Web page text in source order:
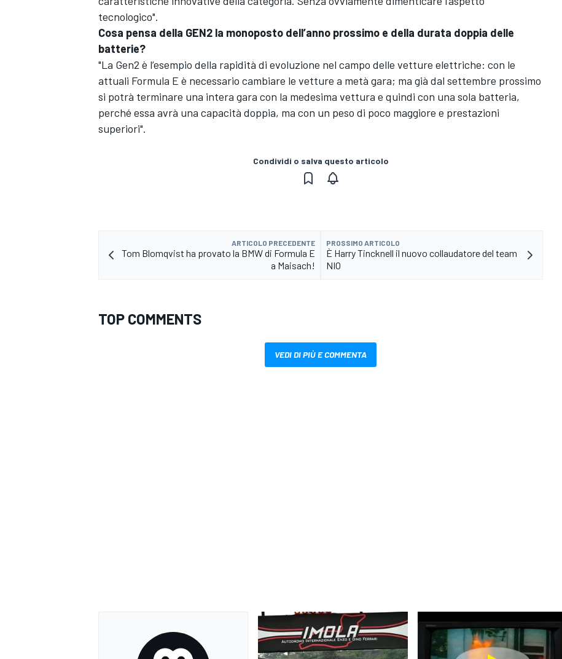
ENDURANCE/GT
tecnologico".
Cosa pensa della GEN2 la monoposto dell’anno prossimo e della durata doppia delle
batterie?
"La Gen2 è l’esempio della rapidità di evoluzione nel campo delle vetture elettriche: con le
attuali Formula E è necessario cambiare le vetture a metà gara; ma già dal settembre prossimo
si potrà terminare una intera gara con la medesima vettura e quindi con una sola batteria,
perché essa avrà una capacità doppia, ma con un peso di poco maggiore e prestazioni
superiori".
Condividi o salva questo articolo
ARTICOLO PRECEDENTE
Tom Blomqvist ha provato la BMW di Formula E
a Maisach!
PROSSIMO ARTICOLO
È Harry Tincknell il nuovo collaudatore del team
NIO
TOP COMMENTS
VEDI DI PIÙ E COMMENTA